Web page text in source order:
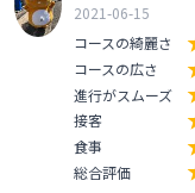
2021-06-15
コースの綺麗さ
コースの広さ
進行がスムーズ
接客
食事
総合評価